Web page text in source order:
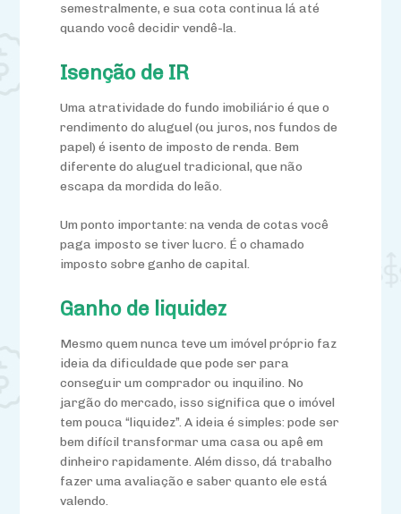
semestralmente, e sua cota continua lá até
quando você decidir vendê-la.
Isenção de IR
Uma atratividade do fundo imobiliário é que o
rendimento do aluguel (ou juros, nos fundos de
papel) é isento de imposto de renda. Bem
diferente do aluguel tradicional, que não
escapa da mordida do leão.
Um ponto importante: na venda de cotas você
paga imposto se tiver lucro. É o chamado
imposto sobre ganho de capital.
Ganho de liquidez
Mesmo quem nunca teve um imóvel próprio faz
ideia da dificuldade que pode ser para
conseguir um comprador ou inquilino. No
jargão do mercado, isso significa que o imóvel
tem pouca “liquidez”. A ideia é simples: pode ser
bem difícil transformar uma casa ou apê em
dinheiro rapidamente. Além disso, dá trabalho
fazer uma avaliação e saber quanto ele está
valendo.